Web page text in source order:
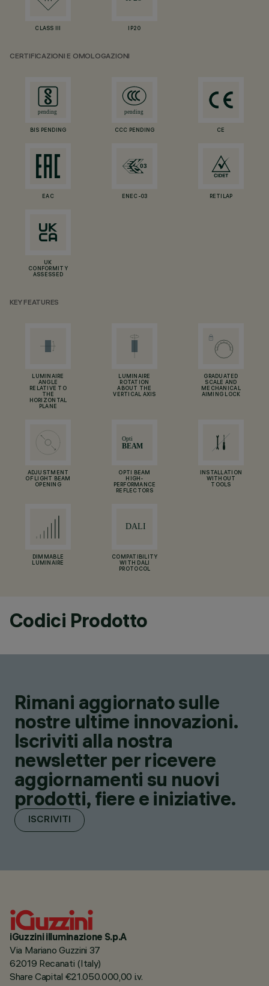
CLASS III IP20
CERTIFICAZIONI E OMOLOGAZIONI
BIS PENDING CCC PENDING CE
EAC ENEC-03 RETILAP
UK
CONFORMITY
ASSESSED
KEY FEATURES
LUMINAIRE
ANGLE
RELATIVE TO
THE
HORIZONTAL
PLANE
LUMINAIRE
ROTATION
ABOUT THE
VERTICAL AXIS
GRADUATED
SCALE AND
MECHANICAL
AIMING LOCK
ADJUSTMENT
OF LIGHT BEAM
OPENING
OPTI BEAM
HIGH-
PERFORMANCE
REFLECTORS
INSTALLATION
WITHOUT
TOOLS
DIMMABLE
LUMINAIRE
COMPATIBILITY
WITH DALI
PROTOCOL
Codici Prodotto
Rimani aggiornato sulle
nostre ultime innovazioni.
Iscriviti alla nostra
newsletter per ricevere
aggiornamenti su nuovi
prodotti, fiere e iniziative.
ISCRIVITI
iGuzzini illuminazione S.p.A
Via Mariano Guzzini 37
62019 Recanati (Italy)
Share Capital €21.050.000,00 i.v.